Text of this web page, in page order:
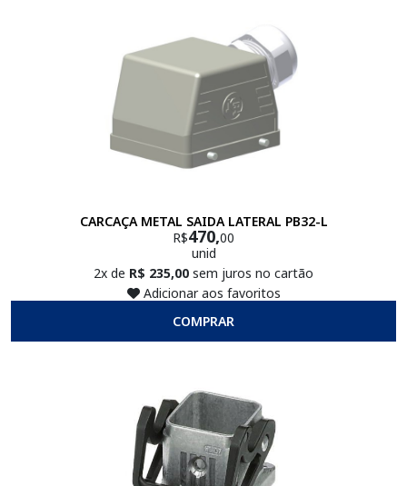
CARCAÇA METAL SAIDA LATERAL PB32-L
R$470,00
unid
2x de R$ 235,00 sem juros no cartão
Adicionar aos favoritos
COMPRAR